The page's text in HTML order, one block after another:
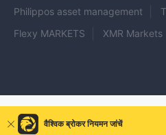
Philippos asset management
Flexy MARKETS
XMR Markets
FINANCE NEST HUB
TradebitFx Ltd
Exo Trade
वैश्विक ब्रोकर नियमन जांचें